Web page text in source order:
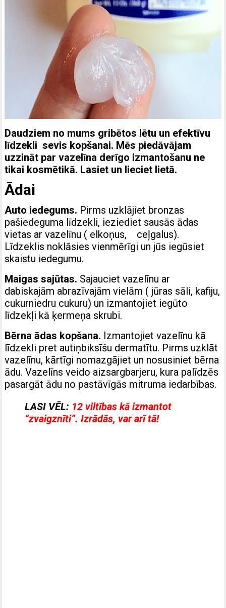
Daudziem no mums gribētos lētu un efektīvu
līdzekli sevis kopšanai. Mēs piedāvājam
uzzināt par vazelīna derīgo izmantošanu ne
tikai kosmētikā. Lasiet un lieciet lietā.
Ādai
Auto iedegums. Pirms uzklājiet bronzas
pašiedeguma līdzekli, ieziediet sausās ādas
vietas ar vazelīnu ( elkoņus, ceļgalus).
Līdzeklis noklāsies vienmērīgi un jūs iegūsiet
skaistu iedegumu.
Maigas sajūtas. Sajauciet vazelīnu ar
dabiskajām abrazīvajām vielām ( jūras sāli, kafiju,
cukurniedru cukuru) un izmantojiet iegūto
līdzekļi kā ķermeņa skrubi.
Bērna ādas kopšana. Izmantojiet vazelīnu kā
līdzekli pret autiņbiksīšu dermatītu. Pirms uzklāt
vazelīnu, kārtīgi nomazgājiet un nosusiniet bērna
ādu. Vazelīns veido aizsargbarjeru, kura palīdzēs
pasargāt ādu no pastāvīgās mitruma iedarbības.
LASI VĒL: 12 viltības kā izmantot
“zvaigznīti”. Izrādās, var arī tā!